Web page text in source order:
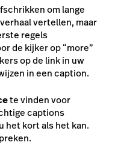
om lange
vertellen, maar
regels
de kijker op “more”
op de link in uw
in een caption.
te vinden voor
captions
het kort als het kan.